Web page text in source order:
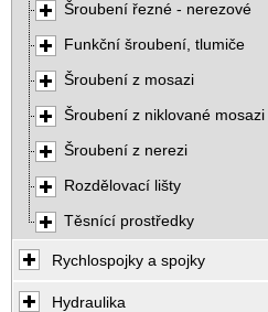
Šroubení řezné - nerezové
Funkční šroubení, tlumiče
Šroubení z mosazi
Šroubení z niklované mosazi
Šroubení z nerezi
Rozdělovací lišty
Těsnící prostředky
Rychlospojky a spojky
Hydraulika